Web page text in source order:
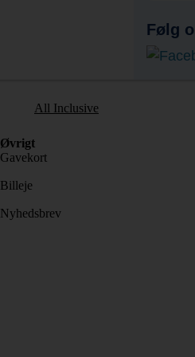
Følg
All Inclusive
Øvrigt
Gavekort
Billeje
Nyhedsbrev